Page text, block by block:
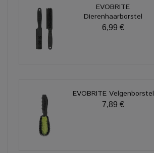
EVOBRITE
Dierenhaarborstel
6,99 €
EVOBRITE Velgenborstel
7,89 €